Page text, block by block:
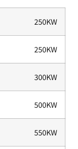
250KW
250KW
300KW
500KW
550KW